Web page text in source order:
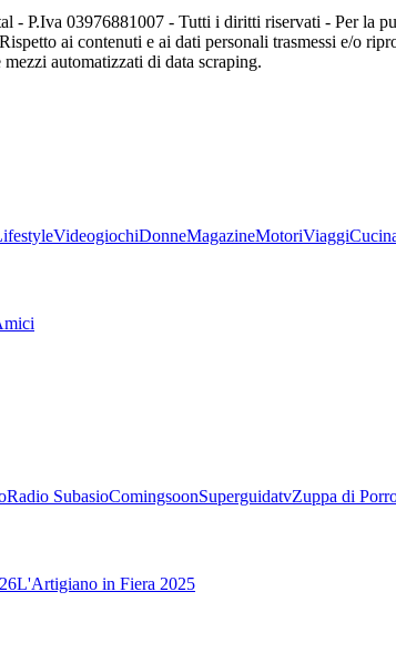
- P.Iva 03976881007 - Tutti i diritti riservati - Per la
Rispetto ai contenuti e ai dati personali trasmessi e/o
automatizzati di data scraping.
VideogiochiDonneMagazineMotoriViaggi
Radio SubasioComingsoonSuperguidatvZuppa di
L'Artigiano in Fiera 2025